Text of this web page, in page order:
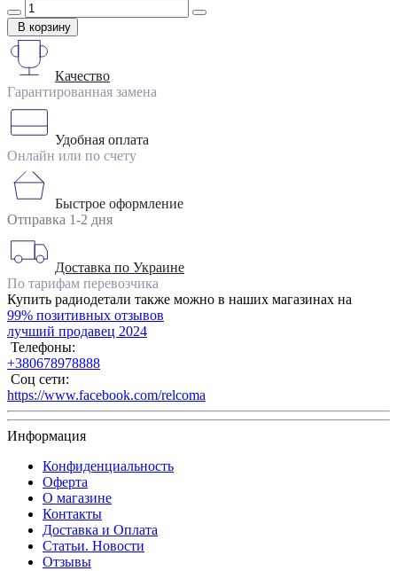
В корзину
Качество
Гарантированная замена
Удобная оплата
Онлайн или по счету
Быстрое оформление
Отправка 1-2 дня
Доставка по Украине
По тарифам перевозчика
Купить радиодетали также можно в наших магазинах на
99% позитивных отзывов
лучший продавец 2024
Телефоны:
+380678978888
Соц сети:
https://www.facebook.com/relcoma
Информация
Конфиденциальность
Оферта
О магазине
Контакты
Доставка и Оплата
Статьи. Новости
Отзывы